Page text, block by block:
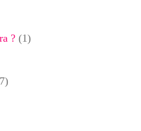
? (1)